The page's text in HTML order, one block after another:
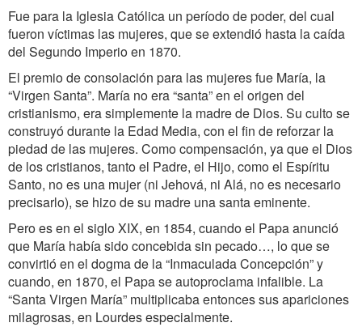
Fue para la Iglesia Católica un período de poder, del cual
fueron víctimas las mujeres, que se extendió hasta la caída
del Segundo Imperio en 1870.
El premio de consolación para las mujeres fue María, la
“Virgen Santa”. María no era “santa” en el origen del
cristianismo, era simplemente la madre de Dios. Su culto se
construyó durante la Edad Media, con el fin de reforzar la
piedad de las mujeres. Como compensación, ya que el Dios
de los cristianos, tanto el Padre, el Hijo, como el Espíritu
Santo, no es una mujer (ni Jehová, ni Alá, no es necesario
precisarlo), se hizo de su madre una santa eminente.
Pero es en el siglo XIX, en 1854, cuando el Papa anunció
que María había sido concebida sin pecado…, lo que se
convirtió en el dogma de la “Inmaculada Concepción” y
cuando, en 1870, el Papa se autoproclama infalible. La
“Santa Virgen María” multiplicaba entonces sus apariciones
milagrosas, en Lourdes especialmente.